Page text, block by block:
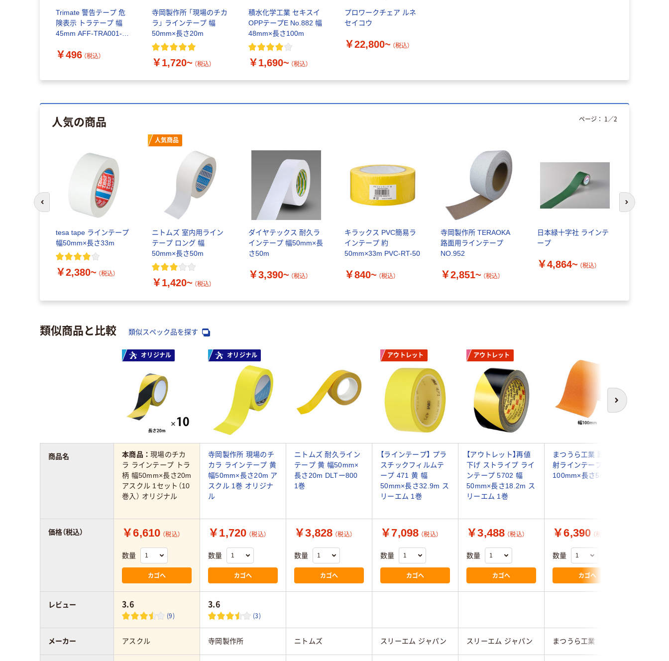
Trimate 警告テープ 危
険表示 トラテープ 幅
45mm AFF-TRA001-S
品）
￥496 （税込）
寺岡製作所 「現場のチカ
ラ」 ラインテープ 幅
50mm×長さ20m
￥1,720~ （税込）
積水化学工業 セキスイ
OPPテープE No.882 幅
48mm×長さ100m
￥1,690~ （税込）
プロワークチェア ルネ
セイコウ
￥22,800~ （税込）
人気の商品
tesa tape ラインテープ
幅50mm×長さ33m
￥2,380~ （税込）
人気商品
ニトムズ 室内用ライン
テープ ロング 幅
50mm×長さ50m
￥1,420~ （税込）
ダイヤテックス 耐久ラ
インテープ 幅50mm×長
さ50m
￥3,390~ （税込）
キラックス PVC簡易ラ
インテープ 約
50mm×33m PVC-RT-50
￥840~ （税込）
寺岡製作所 TERAOKA
路面用ラインテープ
NO.952
￥2,851~ （税込）
日本緑十字社 ラインテ
ープ
￥4,864~ （税込）
ページ： 1 ／2
前のスライドへ 次のスライド
類似商品と比較 類似スペック品を探す
次へ
オリジナル オリジナル アウトレット アウトレット
本商品：現場のチカ
ラ ラインテープ トラ
柄 幅50mm×長さ20m
アスクル 1セット（10
巻入） オリジナル
寺岡製作所 現場のチ
カラ ラインテープ 黄
幅50mm×長さ20m ア
スクル 1巻 オリジナ
ル
ニトムズ 耐久ライン
テープ 黄 幅50mm×
長さ20m DLTー800
1巻
【ラインテープ】 プラ
スチックフィルムテ
ープ 471 黄 幅
50mm×長さ32.9m ス
リーエム 1巻
【アウトレット】再値
下げ ストライプ ライ
ンテープ 5702 幅
50mm×長さ18.2m ス
リーエム 1巻
まつうら工業 路面反
射ラインテープ 黄 幅
100mm×長さ5m 1巻
￥6,610 （税込）
数量
カゴへ
￥1,720 （税込）
数量
カゴへ
￥3,828 （税込）
数量
カゴへ
￥7,098 （税込）
数量
カゴへ
￥3,488 （税込）
数量
カゴへ
￥6,390 （税込）
数量
カゴへ
3.6
(9)
3.6
(3)
アスクル 寺岡製作所 ニトムズ スリーエム ジャパン スリーエム ジャパン まつうら工業
商品名
価格（税込）
レビュー
メーカー